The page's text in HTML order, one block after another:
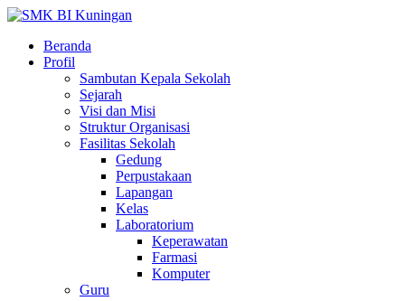
Beranda
Profil
Sambutan Kepala Sekolah
Sejarah
Visi dan Misi
Struktur Organisasi
Fasilitas Sekolah
Gedung
Perpustakaan
Lapangan
Kelas
Laboratorium
Keperawatan
Farmasi
Komputer
Guru